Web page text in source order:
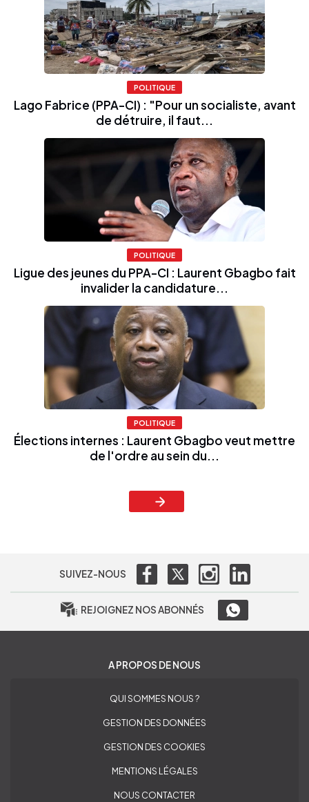
POLITIQUE
Lago Fabrice (PPA-CI) : "Pour un socialiste, avant
de détruire, il faut...
POLITIQUE
Ligue des jeunes du PPA-CI : Laurent Gbagbo fait
invalider la candidature...
POLITIQUE
Élections internes : Laurent Gbagbo veut mettre
de l'ordre au sein du...
SUIVEZ-NOUS
REJOIGNEZ NOS ABONNÉS
A PROPOS DE NOUS
QUI SOMMES NOUS ?
GESTION DES DONNÉES
GESTION DES COOKIES
MENTIONS LÉGALES
NOUS CONTACTER